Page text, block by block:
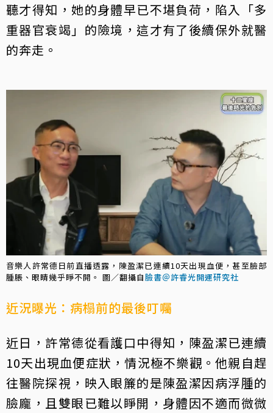
聽才得知，她的身體早已不堪負荷，陷入「多
重器官衰竭」的險境，這才有了後續保外就醫
的奔走。
音樂人許常德日前直播透露，陳盈潔已連續10天出現血便，甚至臉部
腫脹、眼睛幾乎睜不開。 圖／翻攝自臉書＠許睿光開運研究社
近況曝光：病榻前的最後叮囑
近日，許常德從看護口中得知，陳盈潔已連續
10天出現血便症狀，情況極不樂觀。他親自趕
往醫院探視，映入眼簾的是陳盈潔因病浮腫的
臉龐，且雙眼已難以睜開，身體因不適而微微